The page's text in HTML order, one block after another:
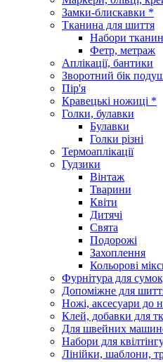
Замки-блискавки *
Тканина для шиття
Набори
Фетр, метраж
Аплікації, бантики
Зворотний бік
Пір'я
Кравецькі ножиці *
Голки, булавки
Булавки
Голки різні
Термоаплікації
Гудзики
Вінтаж
Тварини
Квіти
Дитячі
Свята
Подорожі
Захоплення
Кольорові
Фурнітура для
Допоміжне для
Ножі, аксесуари до
Клей, добавки для
Для швейних
Набори для
Лінійки, шаблони,